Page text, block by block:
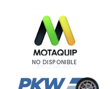
NO DISPONIBLE